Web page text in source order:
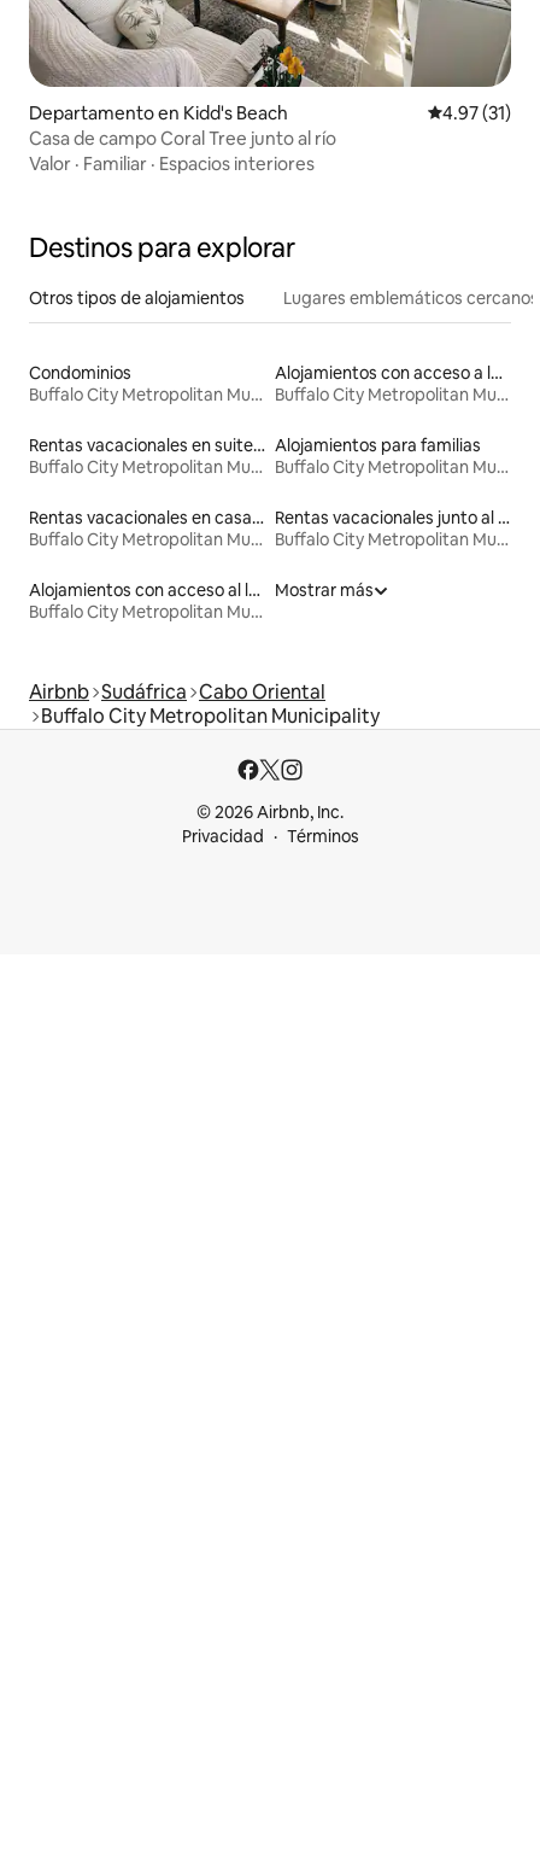
Departamento en Kidd's Beach Calificación
4.97 (31)
Casa de campo Coral Tree junto al río
Valor · Familiar · Espacios interiores
Destinos para explorar
Otros tipos de alojamientos Lugares emblemáticos cercanos
Condominios
Buffalo City Metropolitan Municipality
Alojamientos con acceso a la playa
Buffalo City Metropolitan Municipality
Rentas vacacionales en suites privadas
Buffalo City Metropolitan Municipality
Alojamientos para familias
Buffalo City Metropolitan Municipality
Rentas vacacionales en casas de huéspedes
Buffalo City Metropolitan Municipality
Rentas vacacionales junto al agua
Buffalo City Metropolitan Municipality
Alojamientos con acceso al lago
Buffalo City Metropolitan Municipality
Mostrar más
Airbnb Sudáfrica Cabo Oriental
Buffalo City Metropolitan Municipality
© 2026 Airbnb, Inc.
Privacidad
Términos